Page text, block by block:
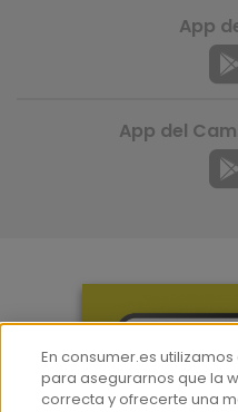
App
App del
En consumer.es
para asegurarnos que la
correcta y ofrecerte una